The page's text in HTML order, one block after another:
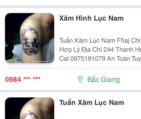
Xăm Hình Lục Nam
Tuấn Xăm Lục Nam Ffiaj
Hợp Lý Địa Chỉ 244 Thanh
Cal 0975181079 An Toàn
Viên Khóa Cơ Bản , Nâng
0984 *** *** Bắc Giang
Tuấn Xăm Lục Nam